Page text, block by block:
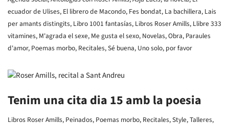
ecuador de Ulises, El librero de Macondo, Fes bondat, La bachillera, Lais
per amants distingits, Libro 1001 fantasías, Libros Roser Amills, Llibre 333
vitamines, M'agrada el sexe, Me gusta el sexo, Novelas,Obra, Paraules
d'amor, Poemas morbo, Recitales,Sé buena, Uno solo, por favor
Tenim una cita dia 15 amb la poesia
Libros Roser Amills, Peinados, Poemas morbo, Recitales,Style,Talleres,